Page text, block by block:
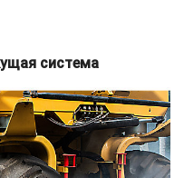
система